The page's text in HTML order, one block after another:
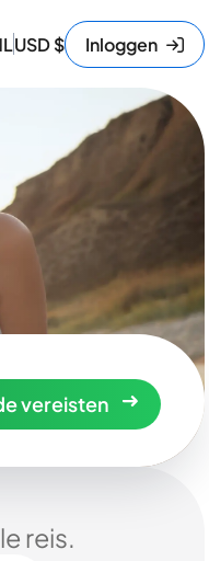
USD$ Inloggen
vereisten
reis.